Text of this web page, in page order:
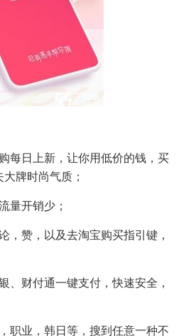
每日上新，让你用低价的钱，买
牌时尚气质；
量开销少；
，赞，以及去淘宝购买指引键，
、财付通一键支付，快速安全，
职业，韩日等，搜到任意一种不